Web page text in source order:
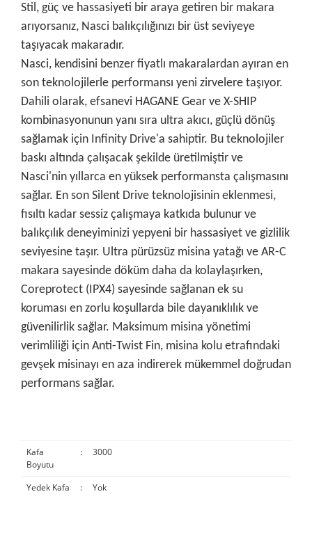
Stil, güç ve hassasiyeti bir araya getiren bir makara
arıyorsanız, Nasci balıkçılığınızı bir üst seviyeye
taşıyacak makaradır.
Nasci, kendisini benzer fiyatlı makaralardan ayıran en
son teknolojilerle performansı yeni zirvelere taşıyor.
Dahili olarak, efsanevi HAGANE Gear ve X-SHIP
kombinasyonunun yanı sıra ultra akıcı, güçlü dönüş
sağlamak için Infinity Drive'a sahiptir. Bu teknolojiler
baskı altında çalışacak şekilde üretilmiştir ve
Nasci'nin yıllarca en yüksek performansta çalışmasını
sağlar. En son Silent Drive teknolojisinin eklenmesi,
fısıltı kadar sessiz çalışmaya katkıda bulunur ve
balıkçılık deneyiminizi yepyeni bir hassasiyet ve gizlilik
seviyesine taşır. Ultra pürüzsüz misina yatağı ve AR-C
makara sayesinde döküm daha da kolaylaşırken,
Coreprotect (IPX4) sayesinde sağlanan ek su
koruması en zorlu koşullarda bile dayanıklılık ve
güvenilirlik sağlar. Maksimum misina yönetimi
verimliliği için Anti-Twist Fin, misina kolu etrafındaki
gevşek misinayı en aza indirerek mükemmel doğrudan
performans sağlar.
Kafa
Boyutu
: 3000
Yedek Kafa : Yok